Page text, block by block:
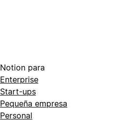
Notion para
Enterprise
Start-ups
Pequeña empresa
Personal